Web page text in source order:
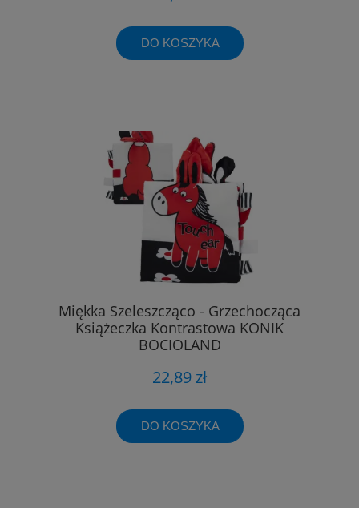
DO KOSZYKA
Miękka Szeleszcząco - Grzechocząca
Książeczka Kontrastowa KONIK
BOCIOLAND
22,89 zł
DO KOSZYKA